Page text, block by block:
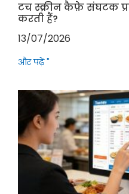
टच स्क्रीन कैफ़े संघटक
करती हैं?
13/07/2026
और पढ़ें "